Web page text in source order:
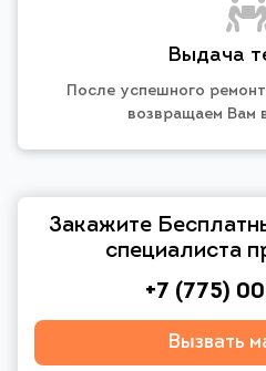
Выдача
После успешного
возвращаем Вам
Закажите
специалиста
+7 (775)
Вызвать